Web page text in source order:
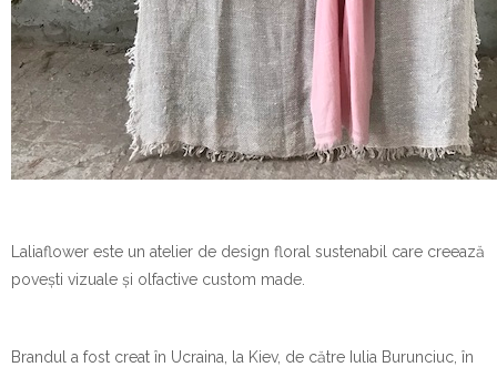
Laliaflower este un atelier de design floral sustenabil care creează
povești vizuale și olfactive custom made.
Brandul a fost creat în Ucraina, la Kiev, de către Iulia Burunciuc, în